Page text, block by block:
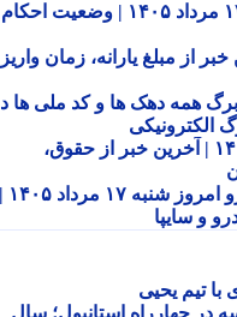
آخرین خبر از رتبه بندی معلمان در ۱۷ مرداد ۱۴۰۵ | وضعیت احکام و
۱۴۰۵ | آخرین خبر از مبلغ یارانه، زمان واریز و
همه دهک ها و کد ملی ها در
حقوقی بازنشستگان مرداد ۱۴۰۵ | آخرین خبر از حقوق،
قیمت خودروهای سایپا و ایران خودرو امروز شنبه ۱۷ مرداد ۱۴۰۵ |
سایپا
یحیی